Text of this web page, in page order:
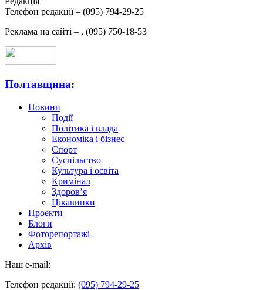
Телефон редакції – (095) 794-29-25
Реклама на сайті – , (095) 750-18-53
Полтавщина:
Новини
Події
Політика і влада
Економіка і бізнес
Спорт
Суспільство
Культура і освіта
Кримінал
Здоров’я
Цікавинки
Проекти
Блоги
Фоторепортажі
Архів
Наш e-mail:
Телефон редакції: (095) 794-29-25